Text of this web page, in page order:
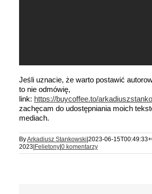
Jeśli uznacie, że warto postawić
to nie odmówię,
link: https://buycoffee.to/
zachęcam do udostępniania moich
mediach.
ByArkadiusz Stankowski|2023-06-
2023|Felietony|0 komentarzy